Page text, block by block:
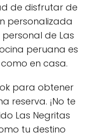
de disfrutar de
personalizada
de Las
peruana es
en casa.
para obtener
reserva. ¡No te
Las Negritas
tu destino